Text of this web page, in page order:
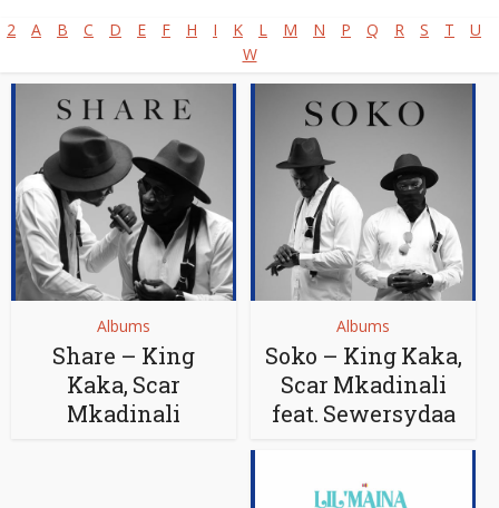
2 A B C D E F H I K L M N P Q R S T
U
W
Albums
Share – King
Kaka, Scar
Mkadinali
Albums
Soko – King Kaka,
Scar Mkadinali
feat. Sewersydaa